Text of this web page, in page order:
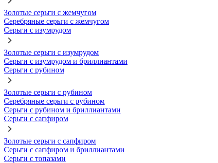
Золотые серьги с жемчугом
Серебряные серьги с жемчугом
Серьги с изумрудом
Золотые серьги с изумрудом
Серьги с изумрудом и бриллиантами
Серьги с рубином
Золотые серьги с рубином
Серебряные серьги с рубином
Серьги с рубином и бриллиантами
Серьги с сапфиром
Золотые серьги с сапфиром
Серьги с сапфиром и бриллиантами
Серьги с топазами